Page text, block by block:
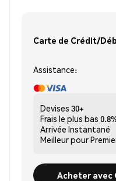
Carte de Crédit/
Assistance:
Devises 30+
Frais le plus bas
Arrivée Instantané
Meilleur pour
Acheter avec